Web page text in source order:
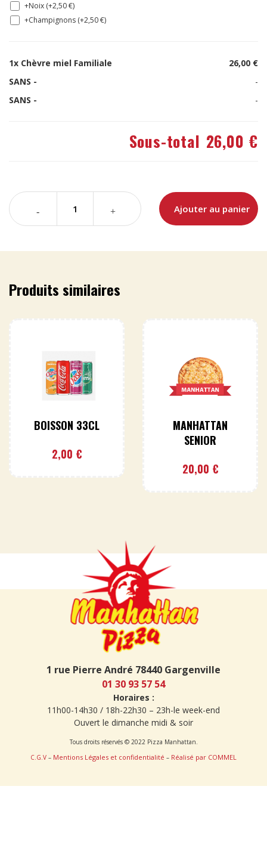
+Noix (+2,50€)
+Champignons (+2,50€)
1x Chèvre miel Familiale
26,00 €
SANS -
-
SANS -
-
Sous-total 26,00 €
Ajouter au panier
Produits similaires
BOISSON 33CL
2,00 €
MANHATTAN
SENIOR
20,00 €
1 rue Pierre André 78440 Gargenville
01 30 93 57 54
Horaires :
11h00-14h30 / 18h-22h30 – 23h-le week-end
Ouvert le dimanche midi & soir
Tous droits réservés © 2022 Pizza Manhattan.
C.G.V – Mentions Légales et confidentialité – Réalisé par COMMEL